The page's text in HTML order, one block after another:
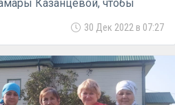
Казанцевой, чтобы
Осиновская. По пути
Уват и Вершинская,
подарки.
30 Дек 2022 в 07:27